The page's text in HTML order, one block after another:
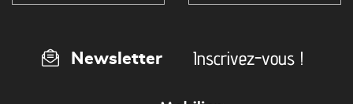
Newsletter Inscrivez-vous !